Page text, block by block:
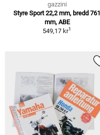
gazzini
Styre Sport 22,2 mm, bredd 761
mm, ABE
549,17 kr1